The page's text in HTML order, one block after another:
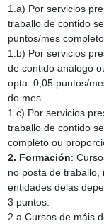
1.a) Por servicios
traballo de contido
puntos/mes
1.b) Por servicios
de contido análogo
opta: 0,05 puntos/
do mes.
1.c) Por servicios
traballo de contido
completo ou
2. Formación:
no posta de traballo,
entidades delas
3 puntos.
2.a Cursos de máis